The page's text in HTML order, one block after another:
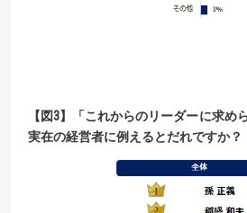
【 図3】「これからのリーダーに求め
実在の経営者に例えるとだれですか？